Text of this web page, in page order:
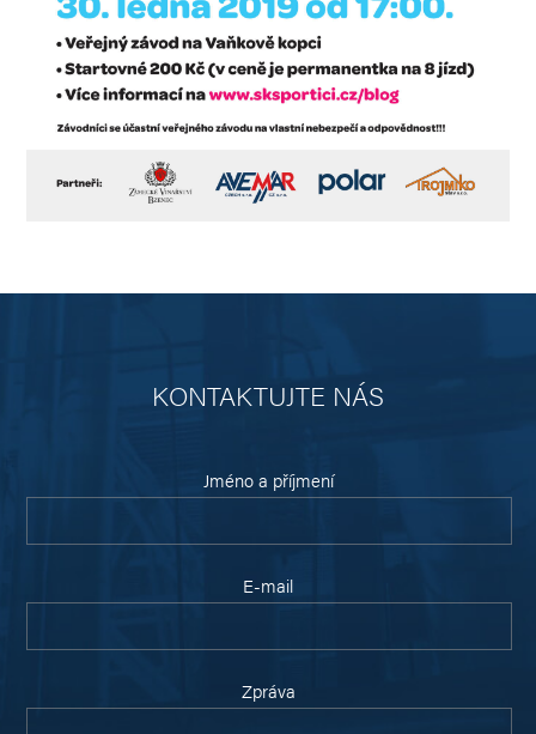
KONTAKTUJTE NÁS
Jméno a příjmení
E-mail
Zpráva